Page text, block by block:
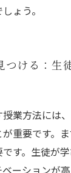
ょう。
つける：生
業方法には
重要です。
す。生徒が
ーションが